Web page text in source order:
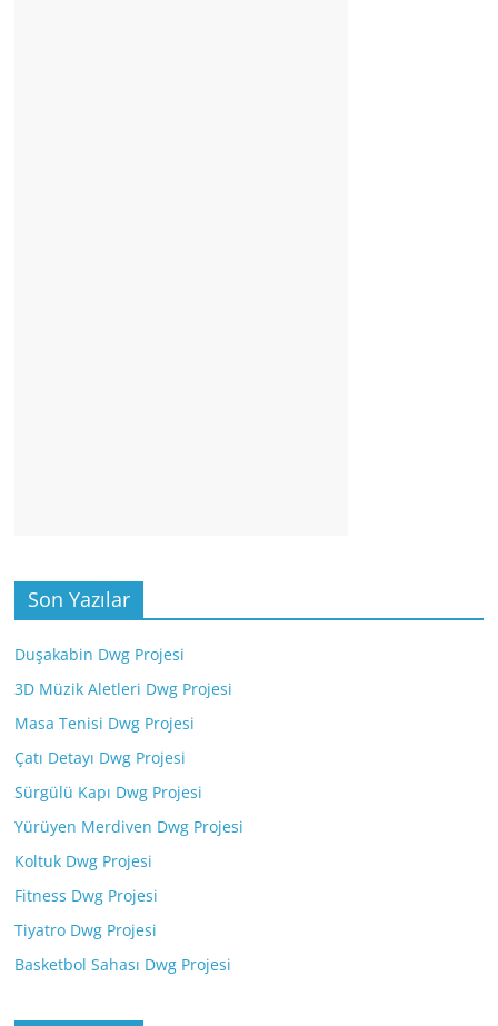
Son Yazılar
Duşakabin Dwg Projesi
3D Müzik Aletleri Dwg Projesi
Masa Tenisi Dwg Projesi
Çatı Detayı Dwg Projesi
Sürgülü Kapı Dwg Projesi
Yürüyen Merdiven Dwg Projesi
Koltuk Dwg Projesi
Fitness Dwg Projesi
Tiyatro Dwg Projesi
Basketbol Sahası Dwg Projesi